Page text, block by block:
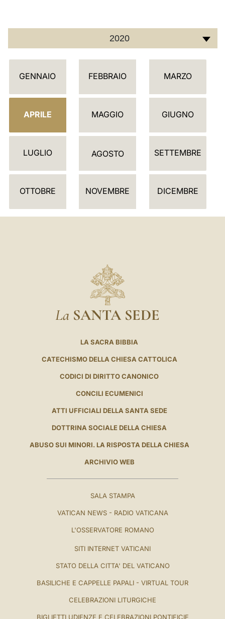
2020
C
L
D
R
GENNAIO FEBBRAIO MARZO
APRILE MAGGIO GIUGNO
LUGLIO AGOSTO SETTEMBRE
OTTOBRE NOVEMBRE DICEMBRE
La SANTA SEDE
LA SACRA BIBBIA
CATECHISMO DELLA CHIESA CATTOLICA
CODICI DI DIRITTO CANONICO
CONCILI ECUMENICI
ATTI UFFICIALI DELLA SANTA SEDE
DOTTRINA SOCIALE DELLA CHIESA
ABUSO SUI MINORI. LA RISPOSTA DELLA CHIESA
ARCHIVIO WEB
SALA STAMPA
VATICAN NEWS - RADIO VATICANA
L'OSSERVATORE ROMANO
SITI INTERNET VATICANI
STATO DELLA CITTA' DEL VATICANO
BASILICHE E CAPPELLE PAPALI - VIRTUAL TOUR
CELEBRAZIONI LITURGICHE
BIGLIETTI UDIENZE E CELEBRAZIONI PONTIFICIE